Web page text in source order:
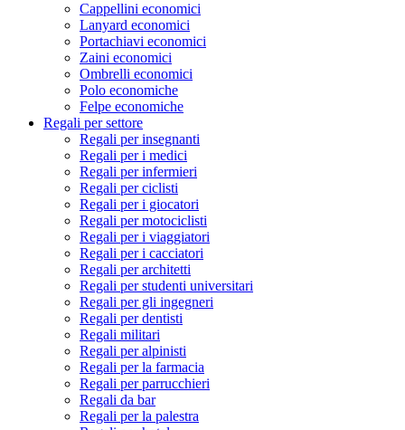
Cappellini economici
Lanyard economici
Portachiavi economici
Zaini economici
Ombrelli economici
Polo economiche
Felpe economiche
Regali per settore
Regali per insegnanti
Regali per i medici
Regali per infermieri
Regali per ciclisti
Regali per i giocatori
Regali per motociclisti
Regali per i viaggiatori
Regali per i cacciatori
Regali per architetti
Regali per studenti universitari
Regali per gli ingegneri
Regali per dentisti
Regali militari
Regali per alpinisti
Regali per la farmacia
Regali per parrucchieri
Regali da bar
Regali per la palestra